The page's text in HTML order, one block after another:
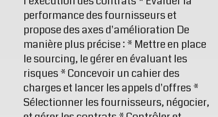
performance des fournisseurs et
propose des axes d'amélioration De
manière plus précise : * Mettre en place
le sourcing, le gérer en évaluant les
risques * Concevoir un cahier des
charges et lancer les appels d'offres *
Sélectionner les fournisseurs, négocier,